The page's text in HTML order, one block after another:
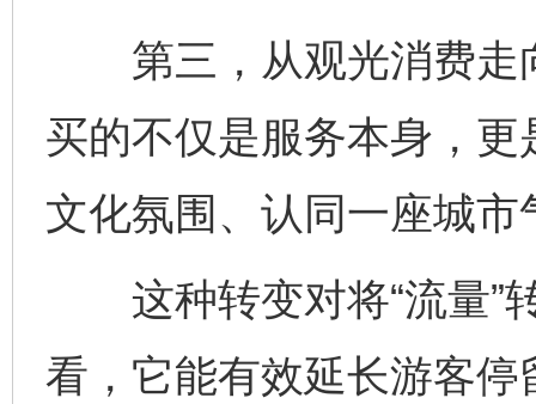
第三，从观光消费走
买的不仅是服务本身，
文化氛围、认同一座城市
这种转变对将“流量”转
看，它能有效延长游客